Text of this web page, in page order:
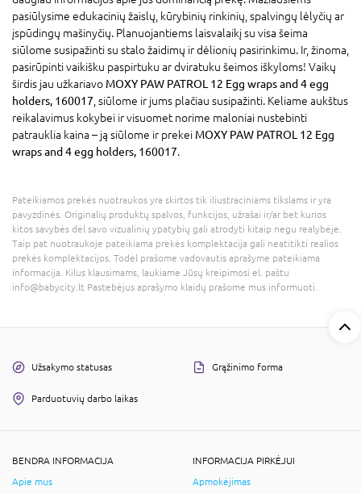
pasiūlysime edukacinių žaislų, kūrybinių rinkinių, spalvingų lėlyčių ar
įspūdingų mašinyčių. Planuojantiems laisvalaikį su visa šeima
siūlome susipažinti su stalo žaidimų ir dėlionių pasirinkimu. Ir, žinoma,
pasirūpinti vaikišku paspirtuku ar dviratuku šeimos iškyloms! Vaikų
širdis jau užkariavo MOXY PAW PATROL 12 Egg wraps and 4 egg
holders, 160017 , siūlome ir jums plačiau susipažinti. Keliame aukštus
reikalavimus kokybei ir visuomet norime maloniai nustebinti
patrauklia kaina – ją siūlome ir prekei MOXY PAW PATROL 12 Egg
wraps and 4 egg holders, 160017.
Pateikiamos prekės nuotraukos yra skirtos tik iliustraciniams tikslams ir yra
pavyzdinės. Originalių produktų spalvos, funkcijos, užrašai ir/ar bet kurios
kitos savybės dėl savo vizualinių ypatybių gali atrodyti kitaip negu realybėje.
Taip pat nuotraukoje pateikiama prekės komplektacija gali neatitikti realios
prekės komplektacijos. Todėl prašome vadovautis aprašyme pateikiama
informacija. Kilus klausimams, laukiame Jūsų kreipimosi el. paštu
info@babycity.lt Pastebėjus aprašymo klaidų prašome mus informuoti.
Užsakymo statusas Grąžinimo forma
Parduotuvių darbo laikas
BENDRA INFORMACIJA
Apie mus
INFORMACIJA PIRKĖJUI
Apmokėjimas